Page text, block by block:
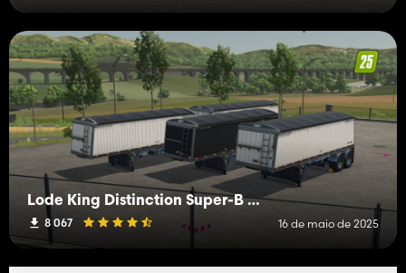
Lode King Distinction Super-B Bulk
8 067 16 de maio de 2025